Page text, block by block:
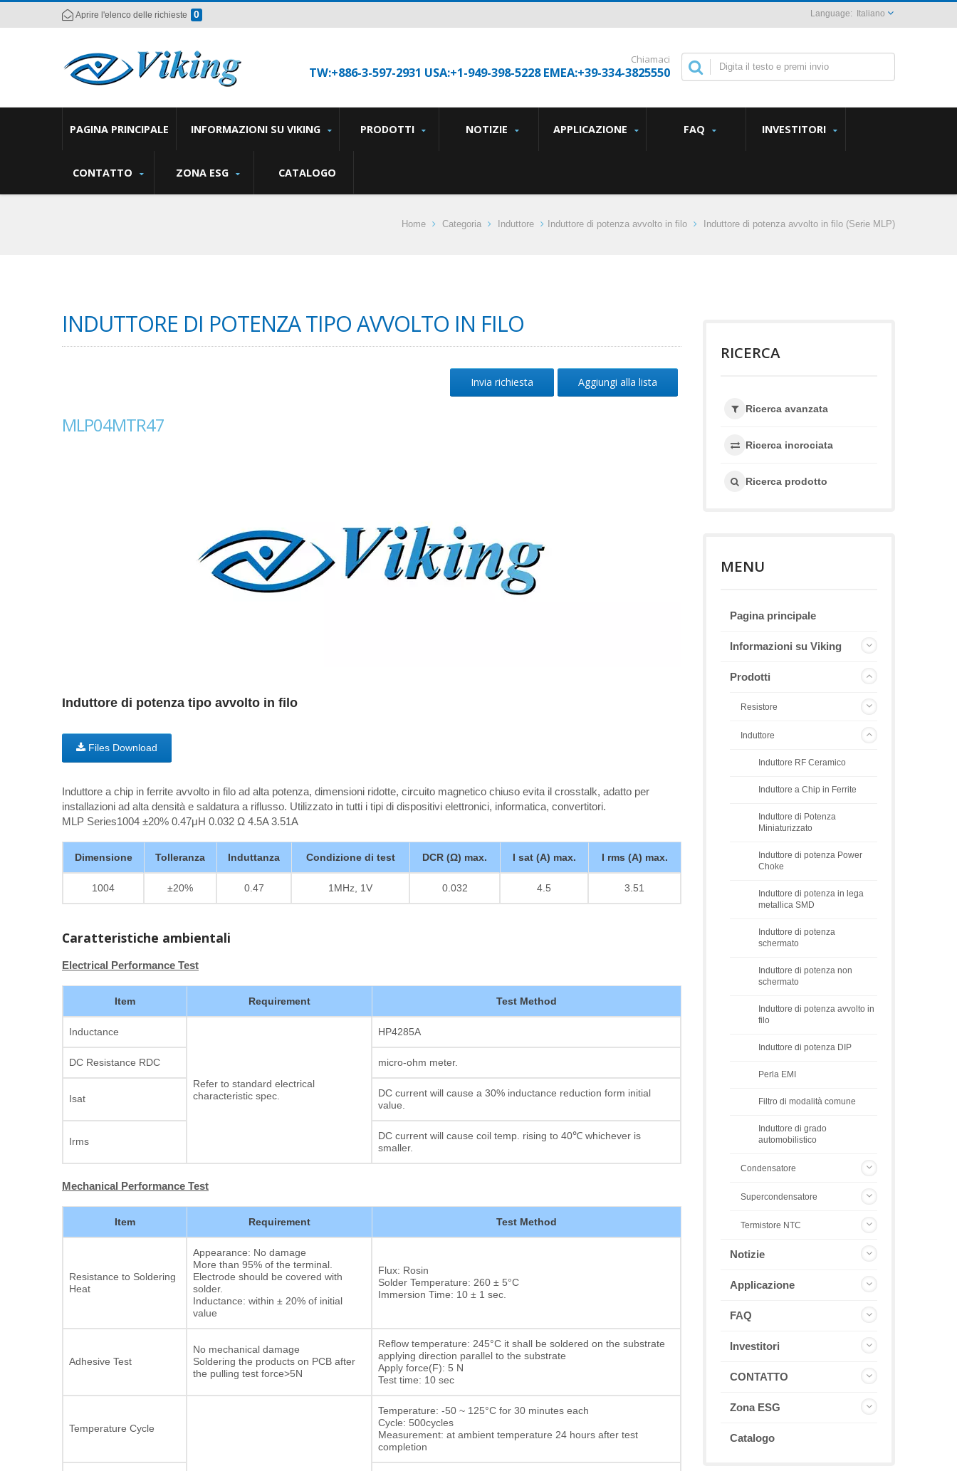
Aprire l'elenco delle richieste 0 Italiano
Chiamaci
TW:+886-3-597-2931 USA:+1-949-398-5228 EMEA:+39-334-3825550
PAGINA PRINCIPALE INFORMAZIONI SU VIKING PRODOTTI NOTIZIE APPLICAZIONE FAQ INVESTITORI
CONTATTO ZONA ESG CATALOGO
Home Categoria Induttore Induttore di potenza avvolto in filo Induttore di potenza avvolto in filo (Serie MLP)
INDUTTORE DI POTENZA TIPO AVVOLTO IN FILO
Invia richiesta Aggiungi alla lista
MLP04MTR47
Induttore di potenza tipo avvolto in filo
Files Download
Induttore a chip in ferrite avvolto in filo ad alta potenza, dimensioni ridotte, circuito magnetico chiuso evita il crosstalk, adatto per
installazioni ad alta densità e saldatura a riflusso. Utilizzato in tutti i tipi di dispositivi elettronici, informatica, convertitori.
MLP Series1004 ±20% 0.47μH 0.032 Ω 4.5A 3.51A
Dimensione Tolleranza Induttanza Condizione di test DCR (Ω) max. I sat (A) max. I rms (A) max.
1004 ±20% 0.47 1MHz, 1V 0.032 4.5 3.51
Caratteristiche ambientali
Electrical Performance Test
Item Requirement Test Method
Inductance
Refer to standard electrical
characteristic spec.
HP4285A
DC Resistance RDC micro-ohm meter.
Isat
DC current will cause a 30% inductance reduction form initial
value.
Irms
DC current will cause coil temp. rising to 40℃ whichever is
smaller.
Mechanical Performance Test
Item Requirement Test Method
Resistance to Soldering
Heat
Appearance: No damage
More than 95% of the terminal.
Electrode should be covered with
solder.
Inductance: within ± 20% of initial
value
Flux: Rosin
Solder Temperature: 260 ± 5°C
Immersion Time: 10 ± 1 sec.
Adhesive Test
No mechanical damage
Soldering the products on PCB after
the pulling test force>5N
Reflow temperature: 245°C it shall be soldered on the substrate
applying direction parallel to the substrate
Apply force(F): 5 N
Test time: 10 sec
Temperature Cycle
Temperature: -50 ~ 125°C for 30 minutes each
Cycle: 500cycles
Measurement: at ambient temperature 24 hours after test
completion
RICERCA
Ricerca avanzata
Ricerca incrociata
Ricerca prodotto
MENU
Pagina principale
Informazioni su Viking
Prodotti
Resistore
Induttore
Induttore RF Ceramico
Induttore a Chip in Ferrite
Induttore di Potenza
Miniaturizzato
Induttore di potenza Power
Choke
Induttore di potenza in lega
metallica SMD
Induttore di potenza
schermato
Induttore di potenza non
schermato
Induttore di potenza avvolto in
filo
Induttore di potenza DIP
Perla EMI
Filtro di modalità comune
Induttore di grado
automobilistico
Condensatore
Supercondensatore
Termistore NTC
Notizie
Applicazione
FAQ
Investitori
CONTATTO
Zona ESG
Catalogo